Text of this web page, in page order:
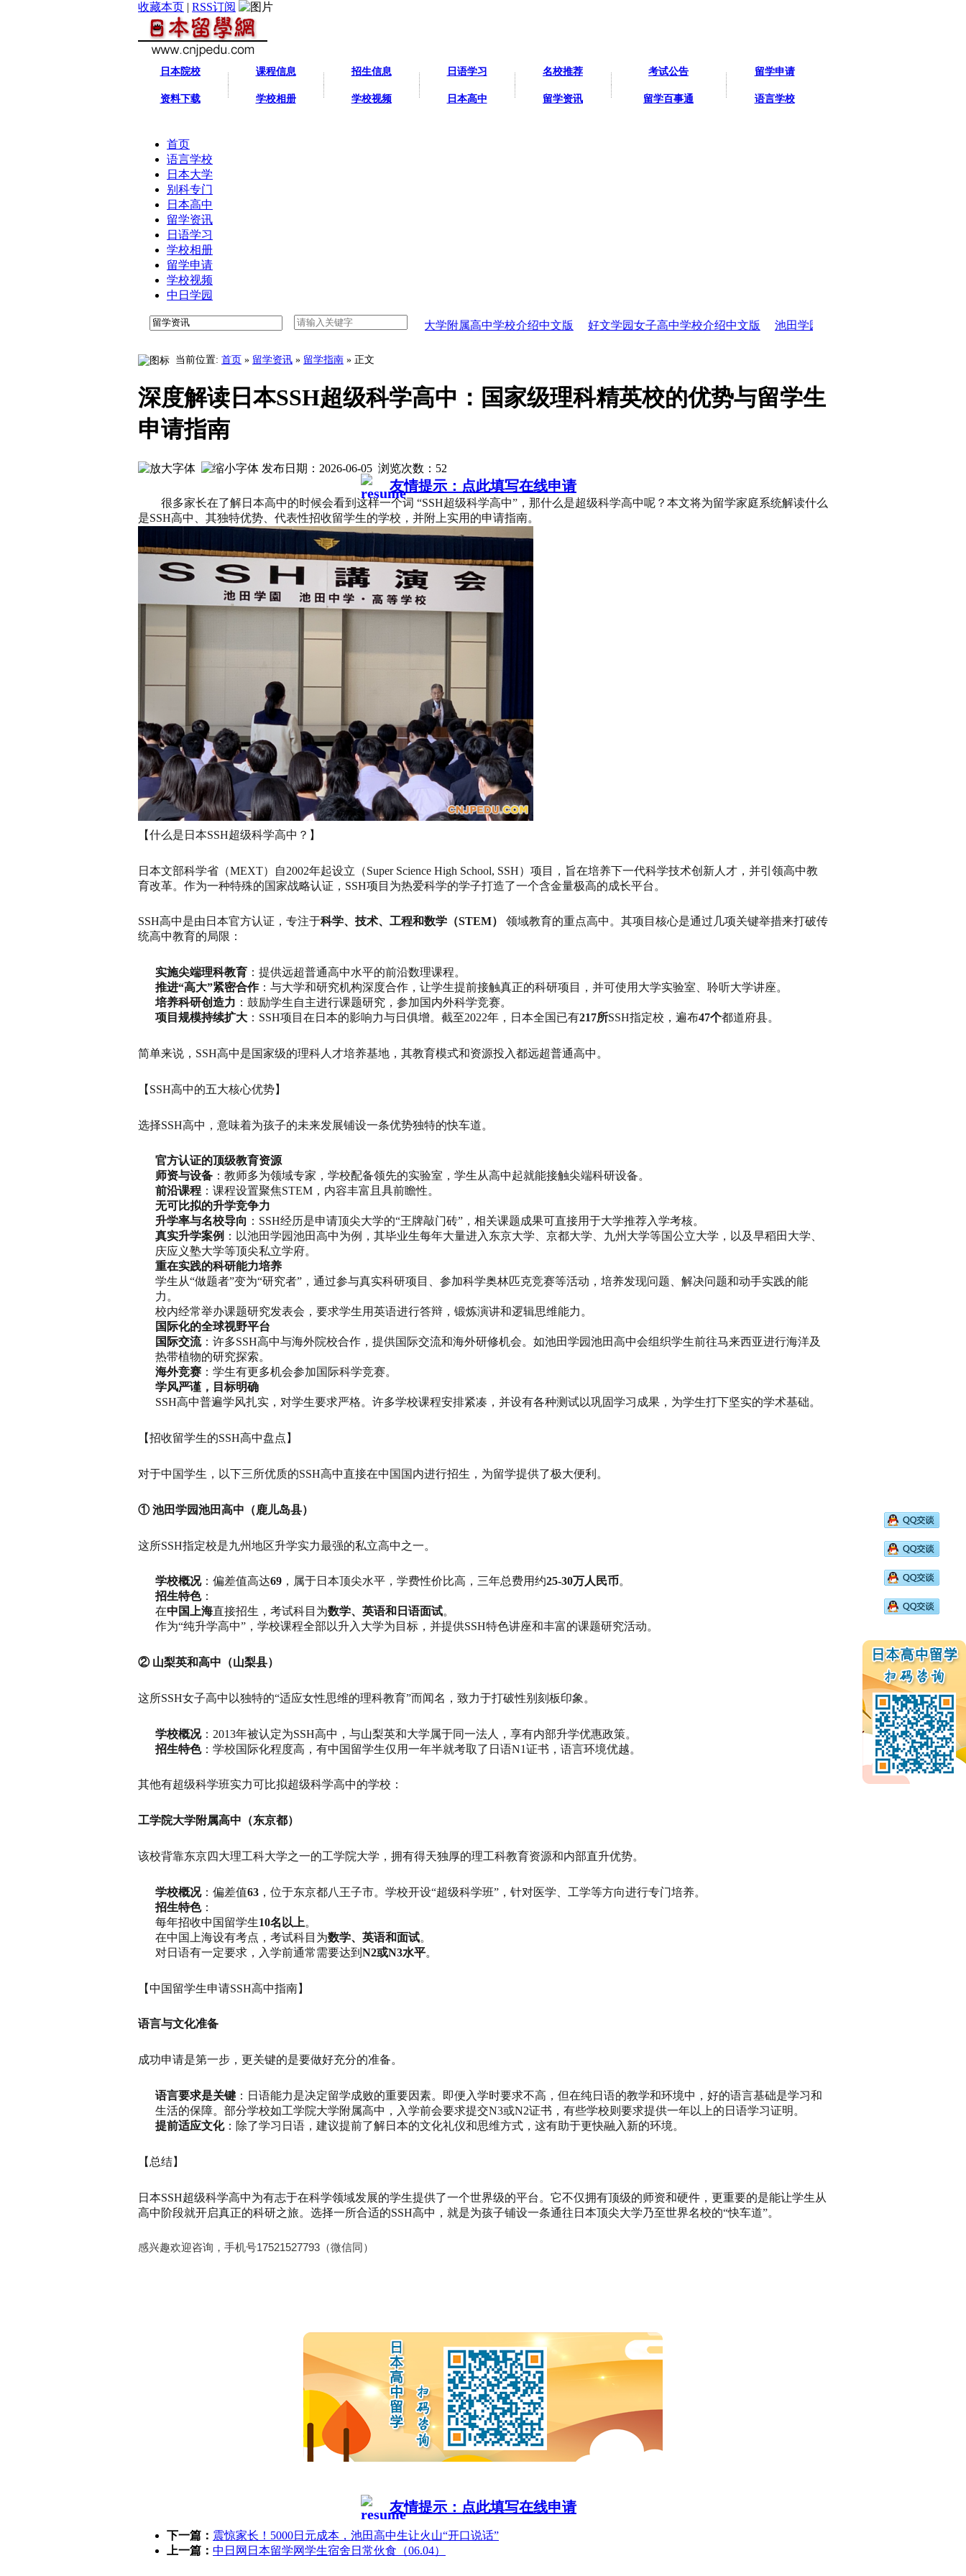
收藏本页 | RSS订阅
日本院校 课程信息 招生信息 日语学习 名校推荐 考试公告 留学申请
资料下载 学校相册 学校视频 日本高中 留学资讯 留学百事通 语言学校
首页
语言学校
日本大学
别科专门
日本高中
留学资讯
日语学习
学校相册
留学申请
学校视频
中日学园
八王子学园八王子高中学校介绍中文版 工学院大学附属高中学校介绍中文版 好文学园女子高中学校介绍中文版 池田学园池田高中学校介绍中文版
当前位置: 首页 » 留学资讯 » 留学指南 » 正文
深度解读日本SSH超级科学高中：国家级理科精英校的优势与留学生
申请指南
发布日期：2026-06-05 浏览次数： 52
友情提示：点此填写在线申请
很多家长在了解日本高中的时候会看到这样一个词 “SSH超级科学高中”，那什么是超级科学高中呢？本文将为留学家庭系统解读什么
是SSH高中、其独特优势、代表性招收留学生的学校，并附上实用的申请指南。
【什么是日本SSH超级科学高中？】
日本文部科学省（MEXT）自2002年起设立（Super Science High School, SSH）项目，旨在培养下一代科学技术创新人才，并引领高中教
育改革。作为一种特殊的国家战略认证，SSH项目为热爱科学的学子打造了一个含金量极高的成长平台。
SSH高中是由日本官方认证，专注于科学、技术、工程和数学（STEM）
领域教育的重点高中。其项目核心是通过几项关键举措来打破传
统高中教育的局限：
实施尖端理科教育 ：提供远超普通高中水平的前沿数理课程。
推进“高大”紧密合作：与大学和研究机构深度合作，让学生提前接触真正的科研项目，并可使用大学实验室、聆听大学讲座。
培养科研创造力 ：鼓励学生自主进行课题研究，参加国内外科学竞赛。
项目规模持续扩大 ：SSH项目在日本的影响力与日俱增。截至2022年，日本全国已有217所SSH指定校，遍布47个都道府县。
简单来说，SSH高中是国家级的理科人才培养基地，其教育模式和资源投入都远超普通高中。
【SSH高中的五大核心优势】
选择SSH高中，意味着为孩子的未来发展铺设一条优势独特的快车道。
官方认证的顶级教育资源
师资与设备 ：教师多为领域专家，学校配备领先的实验室，学生从高中起就能接触尖端科研设备。
前沿课程 ：课程设置聚焦STEM，内容丰富且具前瞻性。
无可比拟的升学竞争力
升学率与名校导向 ：SSH经历是申请顶尖大学的“王牌敲门砖”，相关课题成果可直接用于大学推荐入学考核。
真实升学案例 ：以池田学园池田高中为例，其毕业生每年大量进入东京大学、京都大学、九州大学等国公立大学，以及早稻田大学、
庆应义塾大学等顶尖私立学府。
重在实践的科研能力培养
学生从“做题者”变为“研究者”，通过参与真实科研项目、参加科学奥林匹克竞赛等活动，培养发现问题、解决问题和动手实践的能
力。
校内经常举办课题研究发表会，要求学生用英语进行答辩，锻炼演讲和逻辑思维能力。
国际化的全球视野平台
国际交流：许多SSH高中与海外院校合作，提供国际交流和海外研修机会。如池田学园池田高中会组织学生前往马来西亚进行海洋及
热带植物的研究探索。
海外竞赛 ：学生有更多机会参加国际科学竞赛。
学风严谨，目标明确
SSH高中普遍学风扎实，对学生要求严格。许多学校课程安排紧凑，并设有各种测试以巩固学习成果，为学生打下坚实的学术基础。
【招收留学生的SSH高中盘点】
对于中国学生，以下三所优质的SSH高中直接在中国国内进行招生，为留学提供了极大便利。
① 池田学园池田高中（鹿儿岛县）
这所SSH指定校是九州地区升学实力最强的私立高中之一。
学校概况：偏差值高达69 ，属于日本顶尖水平，学费性价比高，三年总费用约25-30万人民币。
招生特色：
在中国上海直接招生，考试科目为数学、英语和日语面试。
作为“纯升学高中”，学校课程全部以升入大学为目标，并提供SSH特色讲座和丰富的课题研究活动。
② 山梨英和高中（山梨县）
这所SSH女子高中以独特的“适应女性思维的理科教育”而闻名，致力于打破性别刻板印象。
学校概况：2013年被认定为SSH高中，与山梨英和大学属于同一法人，享有内部升学优惠政策。
招生特色：学校国际化程度高，有中国留学生仅用一年半就考取了日语N1证书，语言环境优越。
其他有超级科学班实力可比拟超级科学高中的学校：
工学院大学附属高中（东京都）
该校背靠东京四大理工科大学之一的工学院大学，拥有得天独厚的理工科教育资源和内部直升优势。
学校概况：偏差值63 ，位于东京都八王子市。学校开设“超级科学班”，针对医学、工学等方向进行专门培养。
招生特色：
每年招收中国留学生10名以上。
在中国上海设有考点，考试科目为数学、英语和面试。
对日语有一定要求，入学前通常需要达到 N2或N3水平。
【中国留学生申请SSH高中指南】
语言与文化准备
成功申请是第一步，更关键的是要做好充分的准备。
语言要求是关键 ：日语能力是决定留学成败的重要因素。即便入学时要求不高，但在纯日语的教学和环境中，好的语言基础是学习和
生活的保障。部分学校如工学院大学附属高中，入学前会要求提交N3或N2证书，有些学校则要求提供一年以上的日语学习证明。
提前适应文化：除了学习日语，建议提前了解日本的文化礼仪和思维方式，这有助于更快融入新的环境。
【总结】
日本SSH超级科学高中为有志于在科学领域发展的学生提供了一个世界级的平台。它不仅拥有顶级的师资和硬件，更重要的是能让学生从
高中阶段就开启真正的科研之旅。选择一所合适的SSH高中，就是为孩子铺设一条通往日本顶尖大学乃至世界名校的“快车道”。
感兴趣欢迎咨询，手机号17521527793（微信同）
友情提示：点此填写在线申请
下一篇： 震惊家长！5000日元成本，池田高中生让火山“开口说话”
上一篇： 中日网日本留学网学生宿舍日常伙食（06.04）